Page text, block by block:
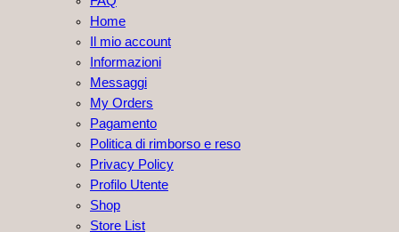
Home
Il mio account
Informazioni
Messaggi
My Orders
Pagamento
Politica di rimborso e reso
Privacy Policy
Profilo Utente
Shop
Store List